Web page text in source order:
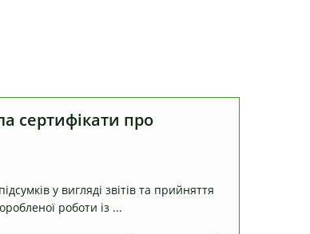
сертифікати про
у вигляді звітів та прийняття
роботи із ...